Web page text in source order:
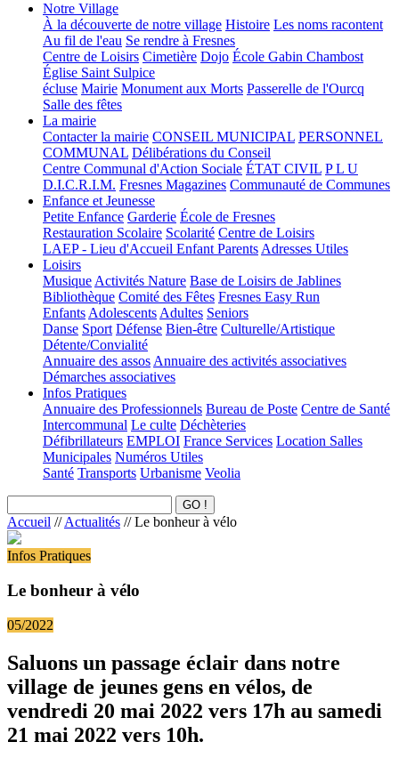
Notre Village
À la découverte de notre village Histoire Les noms racontent
Au fil de l'eau Se rendre à Fresnes
Centre de Loisirs Cimetière Dojo École Gabin Chambost
Église Saint Sulpice
écluse Mairie Monument aux Morts Passerelle de l'Ourcq
Salle des fêtes
La mairie
Contacter la mairie CONSEIL MUNICIPAL PERSONNEL
COMMUNAL Délibérations du Conseil
Centre Communal d'Action Sociale ÉTAT CIVIL P L U
D.I.C.R.I.M. Fresnes Magazines Communauté de Communes
Enfance et Jeunesse
Petite Enfance Garderie École de Fresnes
Restauration Scolaire Scolarité Centre de Loisirs
LAEP - Lieu d'Accueil Enfant ParentsAdresses Utiles
Loisirs
MusiqueActivités Nature Base de Loisirs de Jablines
Bibliothèque Comité des Fêtes Fresnes Easy Run
EnfantsAdolescentsAdultes Seniors
Danse Sport Défense Bien-être Culturelle/Artistique
Détente/Convialité
Annuaire des assosAnnuaire des activités associatives
Démarches associatives
Infos Pratiques
Annuaire des Professionnels Bureau de Poste Centre de Santé
Intercommunal Le culte Déchèteries
Défibrillateurs EMPLOI France Services Location Salles
Municipales Numéros Utiles
Santé Transports Urbanisme Veolia
Accueil //Actualités // Le bonheur à vélo
Infos Pratiques
Le bonheur à vélo
05/2022
Saluons un passage éclair dans notre
village de jeunes gens en vélos, de
vendredi 20 mai 2022 vers 17h au samedi
21 mai 2022 vers 10h.